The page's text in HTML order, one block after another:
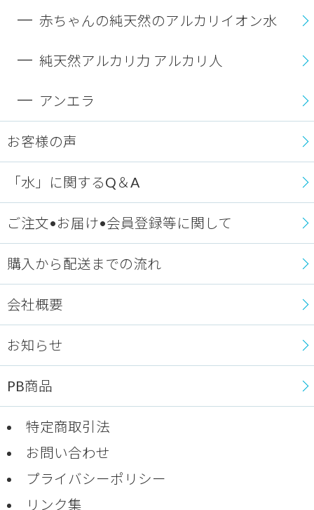
赤ちゃんの純天然のアルカリイオン水
純天然アルカリ力 アルカリ人
アンエラ
お客様の声
「水」に関するQ＆A
ご注文•お届け•会員登録等に関して
購入から配送までの流れ
会社概要
お知らせ
PB商品
特定商取引法
お問い合わせ
プライバシーポリシー
リンク集